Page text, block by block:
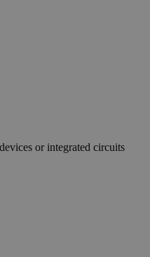
or integrated circuits